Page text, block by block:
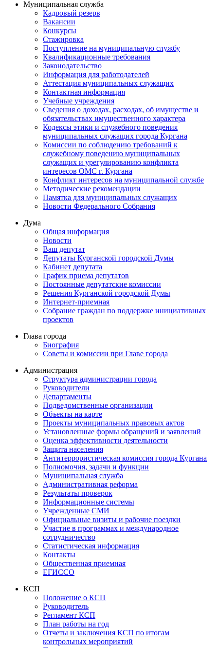
Муниципальная служба
Кадровый резерв
Вакансии
Конкурсы
Стажировка
Поступление на муниципальную службу
Квалификационные требования
Законодательство
Информация для работодателей
Аттестация муниципальных служащих
Контактная информация
Учебные учреждения
Сведения о доходах, расходах, об имуществе и
обязательствах имущественного характера
Кодексы этики и служебного поведения
муниципальных служащих города Кургана
Комиссии по соблюдению требований к
служебному поведению муниципальных
служащих и урегулированию конфликта
интересов ОМС г. Кургана
Конфликт интересов на муниципальной службе
Методические рекомендации
Памятка для муниципальных служащих
Новости Федерального Cобрания
Дума
Общая информация
Новости
Ваш депутат
Депутаты Курганской городской Думы
Кабинет депутата
График приема депутатов
Постоянные депутатские комиссии
Решения Курганской городской Думы
Интернет-приемная
Собрание граждан по поддержке инициативных
проектов
Глава города
Биография
Советы и комиссии при Главе города
Администрация
Структура администрации города
Руководители
Департаменты
Подведомственные организации
Объекты на карте
Проекты муниципальных правовых актов
Установленные формы обращений и заявлений
Оценка эффективности деятельности
Защита населения
Антитеррористическая комиссия города Кургана
Полномочия, задачи и функции
Муниципальная служба
Административная реформа
Результаты проверок
Информационные системы
Учрежденные СМИ
Официальные визиты и рабочие поездки
Участие в программах и международное
сотрудничество
Статистическая информация
Контакты
Общественная приемная
ЕГИССО
КСП
Положение о КСП
Руководитель
Регламент КСП
План работы на год
Отчеты и заключения КСП по итогам
контрольных мероприятий